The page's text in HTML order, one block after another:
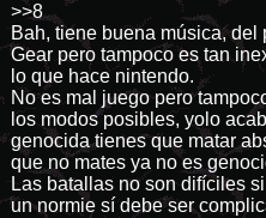
>>8
Bah, tiene buena música, del
Gear pero tampoco es tan
lo que hace nintendo.
No es mal juego pero
los modos posibles, yolo
genocida tienes que matar
que no mates ya no es
Las batallas no son difíciles
un normie sí debe ser